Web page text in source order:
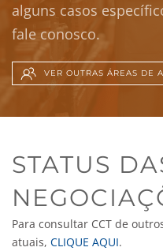
alguns casos
fale conosco.
VER OUTRAS ÁREAS DE
STATUS
Para consultar CCT de
atuais, CLIQUE AQUI.